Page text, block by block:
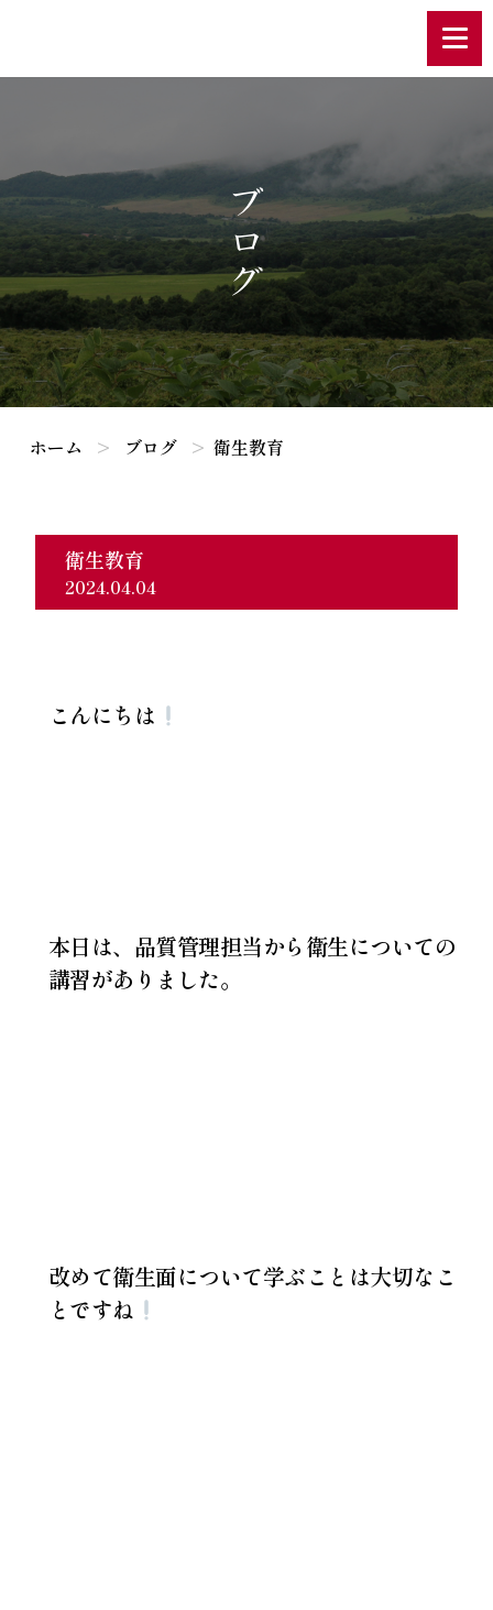
ブログ
ホーム ブログ 衛生教育
衛生教育
2024.04.04
こんにちは
本日は、品質管理担当から衛生についての
講習がありました。
改めて衛生面について学ぶことは大切なこ
とですね